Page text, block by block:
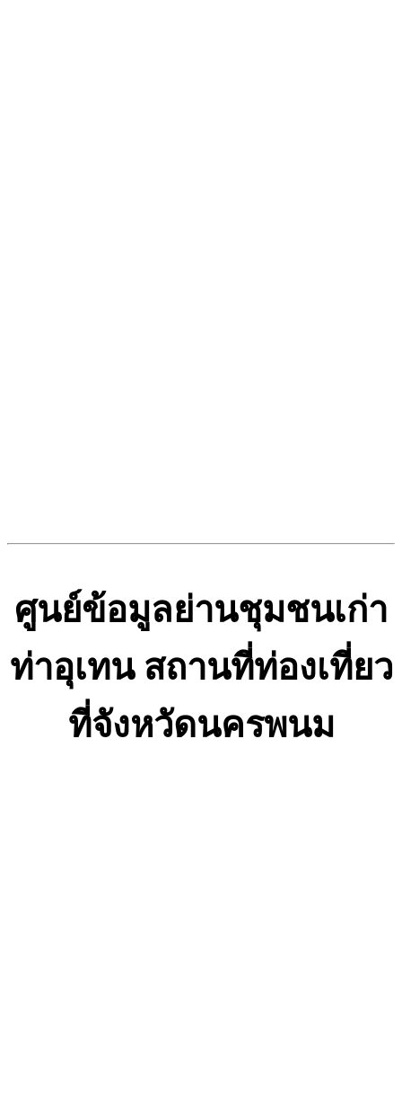
ศูนย์ข้อมูลย่านชุมชนเก่า
ท่าอุเทน สถานที่ท่องเที่ยว
ที่จังหวัดนครพนม